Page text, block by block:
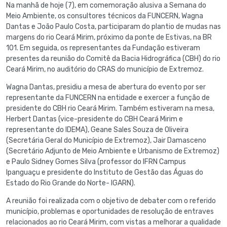
Na manhã de hoje (7), em comemoração alusiva a Semana do
Meio Ambiente, os consultores técnicos da FUNCERN, Wagna
Dantas e João Paulo Costa, participaram do plantio de mudas nas
margens do rio Ceará Mirim, próximo da ponte de Estivas, na BR
101. Em seguida, os representantes da Fundação estiveram
presentes da reunião do Comitê da Bacia Hidrográfica (CBH) do rio
Ceará Mirim, no auditório do CRAS do município de Extremoz.
Wagna Dantas, presidiu a mesa de abertura do evento por ser
representante da FUNCERN na entidade e exercer a função de
presidente do CBH rio Ceará Mirim. Também estiveram na mesa,
Herbert Dantas (vice-presidente do CBH Ceará Mirim e
representante do IDEMA), Geane Sales Souza de Oliveira
(Secretária Geral do Município de Extremoz), Jair Damasceno
(Secretário Adjunto de Meio Ambiente e Urbanismo de Extremoz)
e Paulo Sidney Gomes Silva (professor do IFRN Campus
Ipanguaçu e presidente do Instituto de Gestão das Águas do
Estado do Rio Grande do Norte- IGARN).
A reunião foi realizada com o objetivo de debater com o referido
município, problemas e oportunidades de resolução de entraves
relacionados ao rio Ceará Mirim, com vistas a melhorar a qualidade